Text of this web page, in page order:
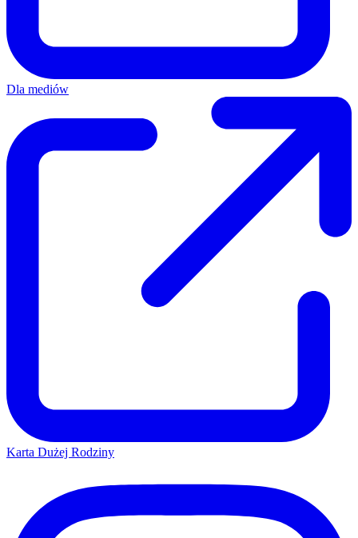
Dla mediów
Karta Dużej Rodziny